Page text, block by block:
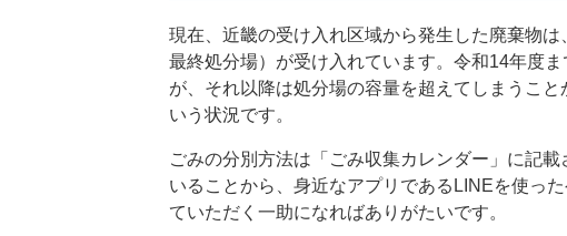
現在、近畿の受け入れ区域から発生した廃棄物
最終処分場）が受け入れています。令和14年度
が、それ以降は処分場の容量を超えてしまうこ
いう状況です。
ごみの分別方法は「ごみ収集カレンダー」に記
いることから、身近なアプリであるLINEを使っ
ていただく一助になればありがたいです。